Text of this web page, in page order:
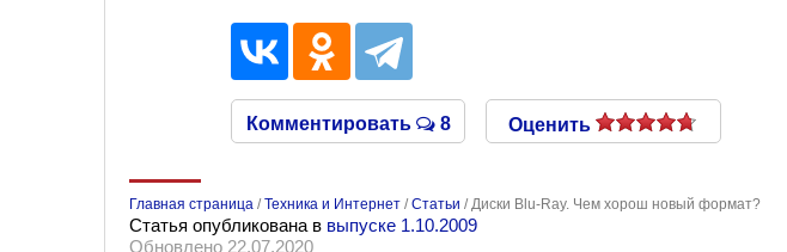
Комментировать 8 Оценить
Главная страница /Техника и Интернет /Статьи / Диски Blu-Ray. Чем хорош новый формат?
Статья опубликована в выпуске 1.10.2009
Обновлено 22.07.2020